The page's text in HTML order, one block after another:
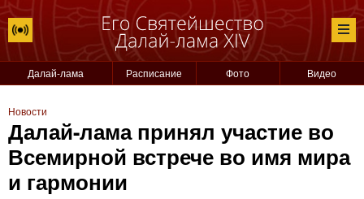
Далай-лама Расписание Фото Видео
Новости
Далай-лама принял участие во
Всемирной встрече во имя мира
и гармонии